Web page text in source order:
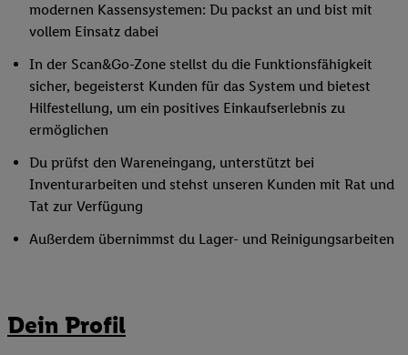
modernen Kassensystemen: Du packst an und bist mit
vollem Einsatz dabei
In der Scan&Go-Zone stellst du die Funktionsfähigkeit
sicher, begeisterst Kunden für das System und bietest
Hilfestellung, um ein positives Einkaufserlebnis zu
ermöglichen
Du prüfst den Wareneingang, unterstützt bei
Inventurarbeiten und stehst unseren Kunden mit Rat und
Tat zur Verfügung
Außerdem übernimmst du Lager- und Reinigungsarbeiten
Dein Profil